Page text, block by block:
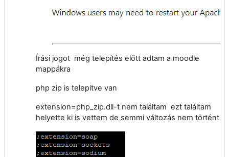
Írási jogot még telepítés előtt adtam a moodle
mappákra
php zip is telepitve van
extension=php_zip.dll-t nem találtam ezt találtam
helyette ki is vettem de semmi változás nem történt